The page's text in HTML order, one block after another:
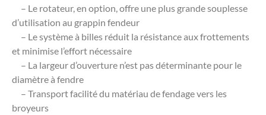
– Le rotateur, en option, offre une plus grande souplesse
d’utilisation au grappin fendeur
– Le système à billes réduit la résistance aux frottements
et minimise l’effort nécessaire
– La largeur d’ouverture n’est pas déterminante pour le
diamètre à fendre
– Transport facilité du matériau de fendage vers les
broyeurs